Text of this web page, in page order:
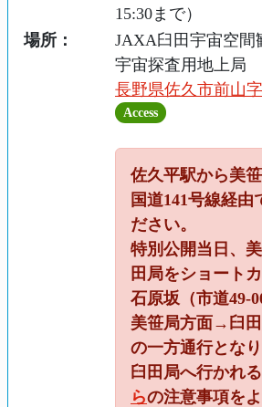
15:30まで）
場所：
JAXA臼田宇宙空
宇宙探査用地上局
長野県佐久市前山
Access
佐久平駅から美
国道141号線経由
ださい。
特別公開当日、
田局をショート
石原坂（市道49-
美笹局方面→臼
の一方通行となり
臼田局へ行かれ
らの注意事項を